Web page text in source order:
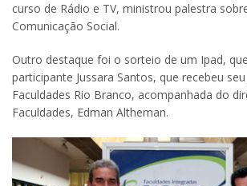
curso de Rádio e TV, ministrou palestra
Comunicação Social.
Outro destaque foi o sorteio de um Ipad,
participante Jussara Santos, que recebeu
Faculdades Rio Branco, acompanhada do
Faculdades, Edman Altheman.